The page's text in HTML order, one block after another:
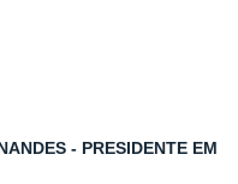
- PRESIDENTE EM